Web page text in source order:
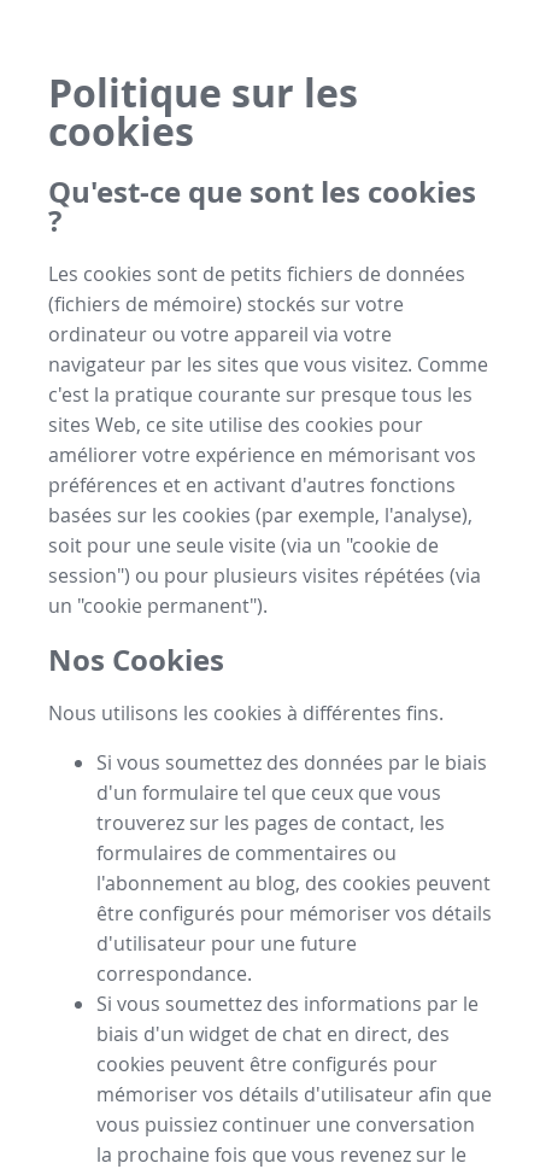
Politique sur les
cookies
Qu'est-ce que sont les cookies
?
Les cookies sont de petits fichiers de données
(fichiers de mémoire) stockés sur votre
ordinateur ou votre appareil via votre
navigateur par les sites que vous visitez. Comme
c'est la pratique courante sur presque tous les
sites Web, ce site utilise des cookies pour
améliorer votre expérience en mémorisant vos
préférences et en activant d'autres fonctions
basées sur les cookies (par exemple, l'analyse),
soit pour une seule visite (via un "cookie de
session") ou pour plusieurs visites répétées (via
un "cookie permanent").
Nos Cookies
Nous utilisons les cookies à différentes fins.
Si vous soumettez des données par le biais
d'un formulaire tel que ceux que vous
trouverez sur les pages de contact, les
formulaires de commentaires ou
l'abonnement au blog, des cookies peuvent
être configurés pour mémoriser vos détails
d'utilisateur pour une future
correspondance.
Si vous soumettez des informations par le
biais d'un widget de chat en direct, des
cookies peuvent être configurés pour
mémoriser vos détails d'utilisateur afin que
vous puissiez continuer une conversation
la prochaine fois que vous revenez sur le